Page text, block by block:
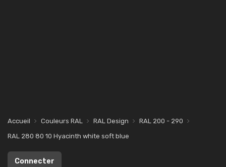
Accueil Couleurs RAL RAL Design
RAL 200 - 290
RAL 280 80 10 Hyacinth white soft blue
Connecter